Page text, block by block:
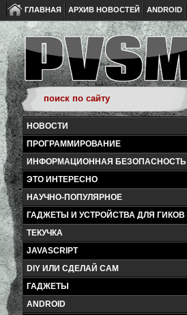
ГЛАВНАЯ АРХИВ НОВОСТЕЙ ANDROID
НОВОСТИ
ПРОГРАММИРОВАНИЕ
ИНФОРМАЦИОННАЯ БЕЗОПАСНОСТЬ
ЭТО ИНТЕРЕСНО
НАУЧНО-ПОПУЛЯРНОЕ
ГАДЖЕТЫ И УСТРОЙСТВА ДЛЯ ГИКОВ
ТЕКУЧКА
JAVASCRIPT
DIY ИЛИ СДЕЛАЙ САМ
ГАДЖЕТЫ
ANDROID